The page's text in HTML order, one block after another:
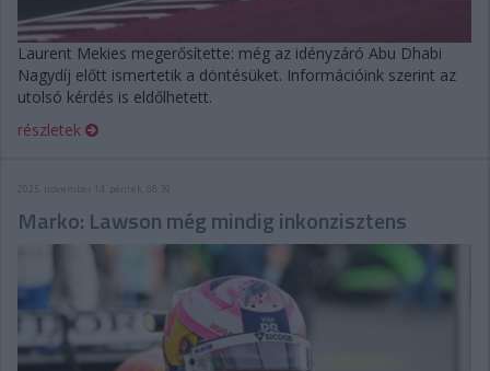
Laurent Mekies megerősítette: még az idényzáró Abu Dhabi
Nagydíj előtt ismertetik a döntésüket. Információink szerint az
utolsó kérdés is eldőlhetett.
részletek
2025. november 14. péntek, 08:39
Marko: Lawson még mindig inkonzisztens